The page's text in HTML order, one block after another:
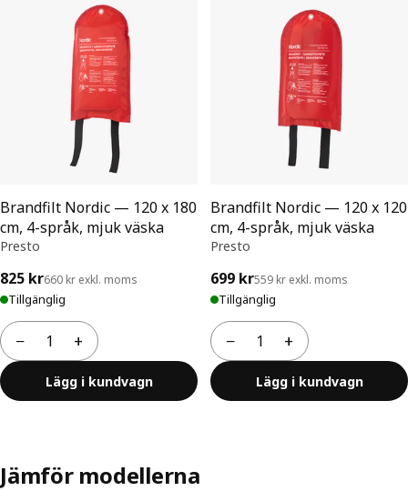
Brandfilt Nordic — 120 x 180
cm, 4-språk, mjuk väska
Presto
825 kr660 kr exkl. moms
Tillgänglig
−
Antal +
Lägg i kundvagn
Brandfilt Nordic — 120 x 120
cm, 4-språk, mjuk väska
Presto
699 kr559 kr exkl. moms
Tillgänglig
−
Antal +
Lägg i kundvagn
Jämför modellerna